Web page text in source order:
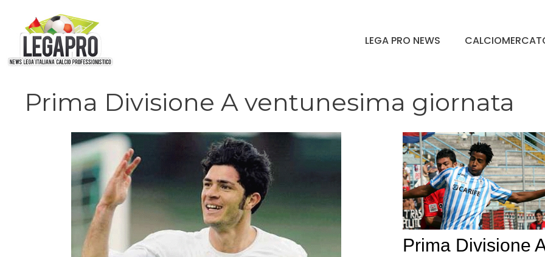
contenuto
LEGA PRO NEWS
Prima Divisione A ventunesima giornata
Prima Divisione A